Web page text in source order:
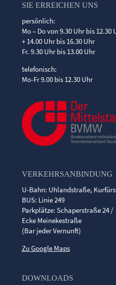
SIE ERREICHEN UNS
persönlich:
Mo – Do von 9.30 Uhr bis 12.30
+ 14.00 Uhr bis 16.30 Uhr
Fr. 9.30 Uhr bis 13.00 Uhr
telefonisch:
Mo-Fr 9.00 bis 12.30 Uhr
VERKEHRSANBINDUNG
U-Bahn: Uhlandstraße,
BUS: Linie 249
Parkplätze: Schaperstraße 24 /
Ecke Meinekestraße
(Bar jeder Vernunft)
Zu Google Maps
DOWNLOADS